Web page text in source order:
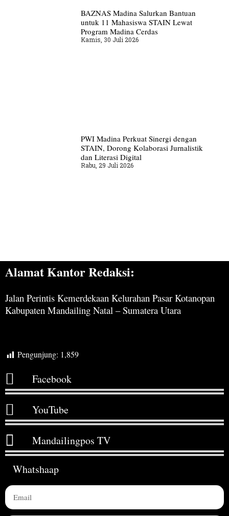
BAZNAS Madina Salurkan Bantuan
untuk 11 Mahasiswa STAIN Lewat
Program Madina Cerdas
Kamis, 30 Juli 2026
PWI Madina Perkuat Sinergi dengan
STAIN, Dorong Kolaborasi Jurnalistik
dan Literasi Digital
Rabu, 29 Juli 2026
Alamat Kantor Redaksi:
Jalan Perintis Kemerdekaan Kelurahan Pasar Kotanopan
Kabupaten Mandailing Natal – Sumatera Utara
Pengunjung: 1,859
Facebook
YouTube
Mandailingpos TV
Whatshaap